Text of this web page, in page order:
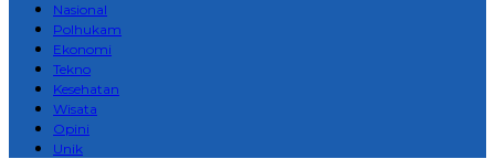
Nasional
Polhukam
Ekonomi
Tekno
Kesehatan
Wisata
Opini
Unik